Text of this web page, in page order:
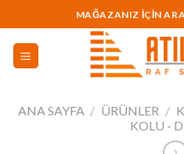
geç
MAĞAZANIZ İÇİN
ANA SAYFA / ÜRÜNLER /
KOLU -